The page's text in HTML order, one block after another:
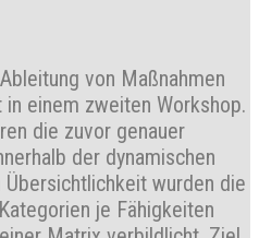
von Maßnahmen
einem zweiten Workshop.
die zuvor genauer
der dynamischen
wurden die
je Fähigkeiten